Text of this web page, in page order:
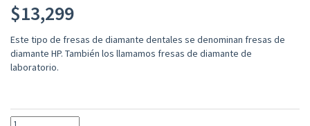
$13,299
Este tipo de fresas de diamante dentales se denominan fresas de
diamante HP. También los llamamos fresas de diamante de
laboratorio.